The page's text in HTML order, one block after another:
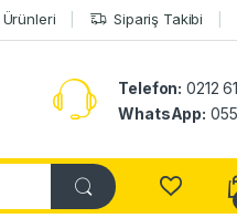
Sipariş Takibi
Telefon: 0212
WhatsApp: